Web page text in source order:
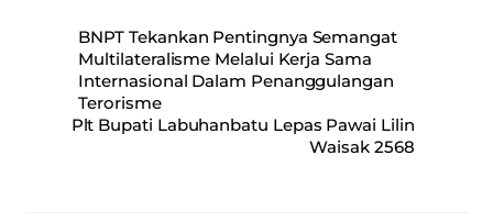
c
e
b
o
ai
l
at
s
A
p
ar
e
BNPT Tekankan Pentingnya Semangat
Multilateralisme Melalui Kerja Sama
Internasional Dalam Penanggulangan
Terorisme
Plt Bupati Labuhanbatu Lepas Pawai Lilin
Waisak 2568